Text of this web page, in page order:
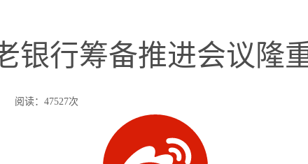
银行筹备推进会议隆
阅读：47527次